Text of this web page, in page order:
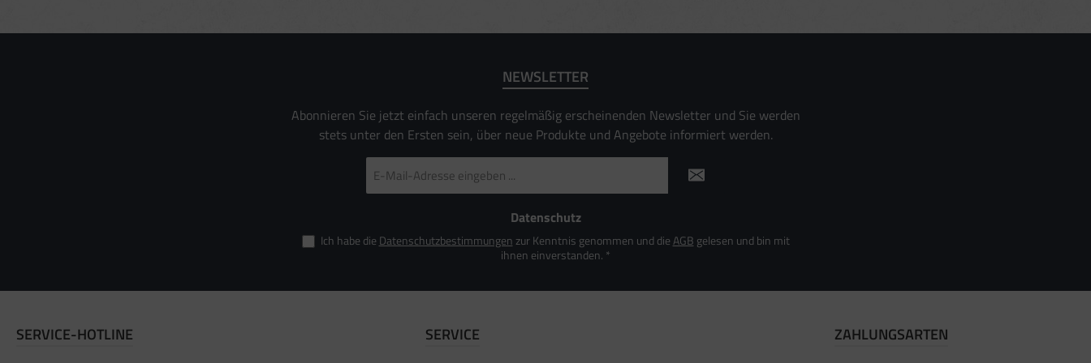
NEWSLETTER
Abonnieren Sie jetzt einfach unseren regelmäßig erscheinenden Newsletter und Sie werden
stets unter den Ersten sein, über neue Produkte und Angebote informiert werden.
Mail-
Adresse
Datenschutz
Ich habe die Datenschutzbestimmungenzur Kenntnis genommen und dieAGB gelesen und bin mit
ihnen einverstanden. *
SERVICE-HOTLINE SERVICE ZAHLUNGSARTEN